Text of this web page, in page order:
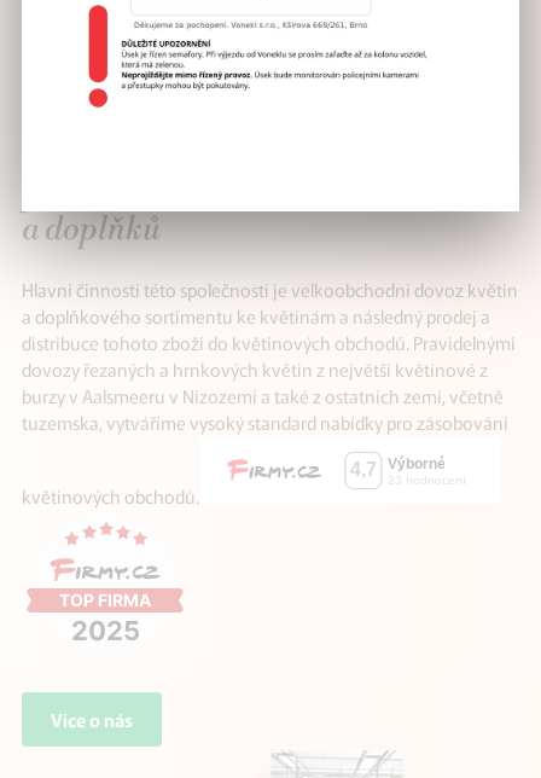
a doplňků
Hlavní činností této společnosti je velkoobchodní dovoz květin
a doplňkového sortimentu ke květinám a následný prodej a
distribuce tohoto zboží do květinových obchodů. Pravidelnými
dovozy řezaných a hrnkových květin z největší květinové z
burzy v Aalsmeeru v Nizozemí a také z ostatních zemí, včetně
tuzemska, vytváříme vysoký standard nabídky pro zásobování
květinových obchodů.
Více o nás